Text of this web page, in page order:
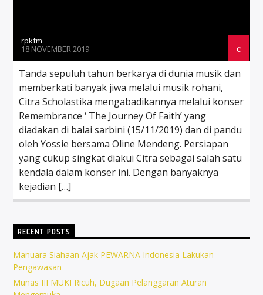
rpkfm
18 NOVEMBER 2019
Tanda sepuluh tahun berkarya di dunia musik dan
memberkati banyak jiwa melalui musik rohani,
Citra Scholastika mengabadikannya melalui konser
Remembrance ‘ The Journey Of Faith’ yang
diadakan di balai sarbini (15/11/2019) dan di pandu
oleh Yossie bersama Oline Mendeng. Persiapan
yang cukup singkat diakui Citra sebagai salah satu
kendala dalam konser ini. Dengan banyaknya
kejadian […]
RECENT POSTS
Manuara Siahaan Ajak PEWARNA Indonesia Lakukan
Pengawasan
Munas III MUKI Ricuh, Dugaan Pelanggaran Aturan